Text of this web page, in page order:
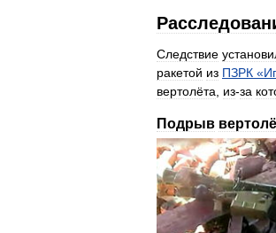
Следствие
ракетой из ПЗРК «
вертолёта, из-за
Подрыв